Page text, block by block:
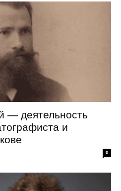
— деятельность
и
0